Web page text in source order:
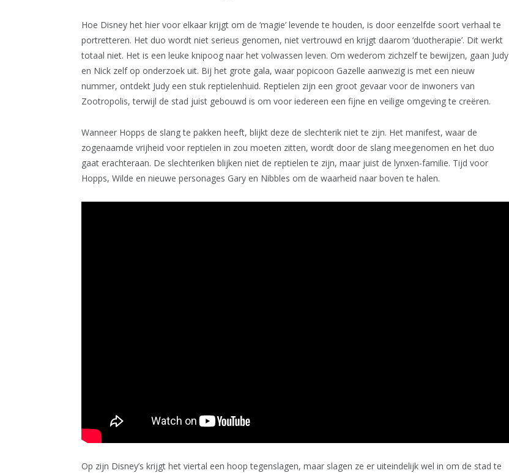
Hoe Disney het hier voor elkaar krijgt om de ‘magie’ levende te houden, is door eenzelfde soort verhaal te
portretteren. Het duo wordt niet serieus genomen, niet vertrouwd en krijgt daarom ‘duotherapie’. Dit werkt
totaal niet. Het is een leuke knipoog naar het volwassen leven. Om wederom zichzelf te bewijzen, gaan Judy
en Nick zelf op onderzoek uit. Bij het grote gala, waar popicoon Gazelle aanwezig is met een nieuw
nummer, ontdekt Judy een stuk reptielenhuid. Reptielen zijn een groot gevaar voor de inwoners van
Zootropolis, terwijl de stad juist gebouwd is om voor iedereen een fijne en veilige omgeving te creëren.
Wanneer Hopps de slang te pakken heeft, blijkt deze de slechterik niet te zijn. Het manifest, waar de
zogenaamde vrijheid voor reptielen in zou moeten zitten, wordt door de slang meegenomen en het duo
gaat erachteraan. De slechteriken blijken niet de reptielen te zijn, maar juist de lynxen-familie. Tijd voor
Hopps, Wilde en nieuwe personages Gary en Nibbles om de waarheid naar boven te halen.
Op zijn Disney’s krijgt het viertal een hoop tegenslagen, maar slagen ze er uiteindelijk wel in om de stad te